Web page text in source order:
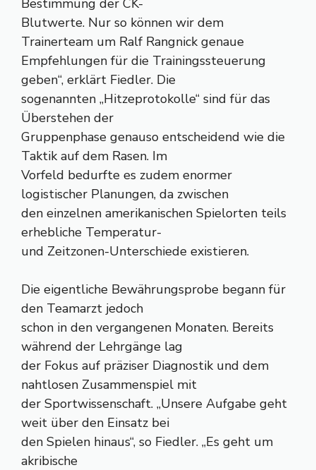
Bestimmung der CK-
Blutwerte. Nur so können wir dem
Trainerteam um Ralf Rangnick genaue
Empfehlungen für die Trainingssteuerung
geben“, erklärt Fiedler. Die
sogenannten „Hitzeprotokolle“ sind für das
Überstehen der
Gruppenphase genauso entscheidend wie die
Taktik auf dem Rasen. Im
Vorfeld bedurfte es zudem enormer
logistischer Planungen, da zwischen
den einzelnen amerikanischen Spielorten teils
erhebliche Temperatur-
und Zeitzonen-Unterschiede existieren.
Die eigentliche Bewährungsprobe begann für
den Teamarzt jedoch
schon in den vergangenen Monaten. Bereits
während der Lehrgänge lag
der Fokus auf präziser Diagnostik und dem
nahtlosen Zusammenspiel mit
der Sportwissenschaft. „Unsere Aufgabe geht
weit über den Einsatz bei
den Spielen hinaus“, so Fiedler. „Es geht um
akribische